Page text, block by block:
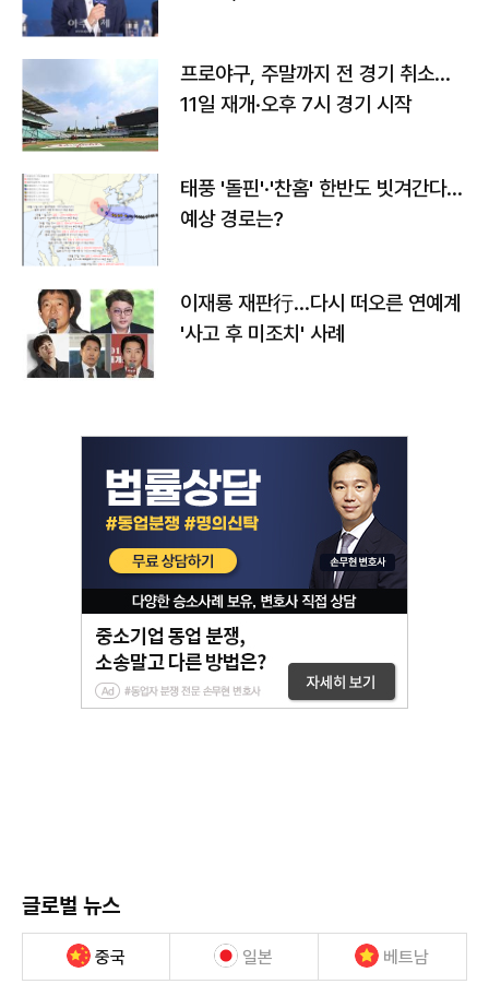
프로야구, 주말까지 전 경기 취소…
11일 재개·오후 7시 경기 시작
태풍 '돌핀'·'찬홈' 한반도 빗겨간다…
예상 경로는?
이재룡 재판行…다시 떠오른 연예계
'사고 후 미조치' 사례
글로벌 뉴스
중국 일본 베트남